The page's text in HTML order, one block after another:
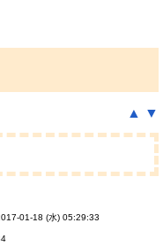
▲ ▼
01-18 (水) 05:29:33